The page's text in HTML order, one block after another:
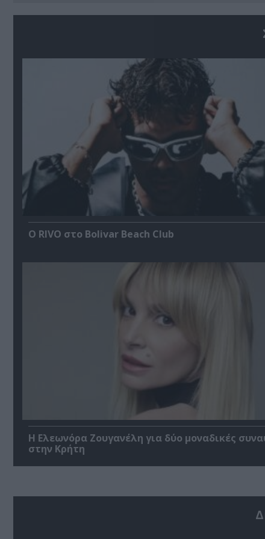
Ο RIVO στο Bolivar Beach Club
Η Ελεωνόρα Ζουγανέλη για δύο μοναδικές
στην Κρήτη